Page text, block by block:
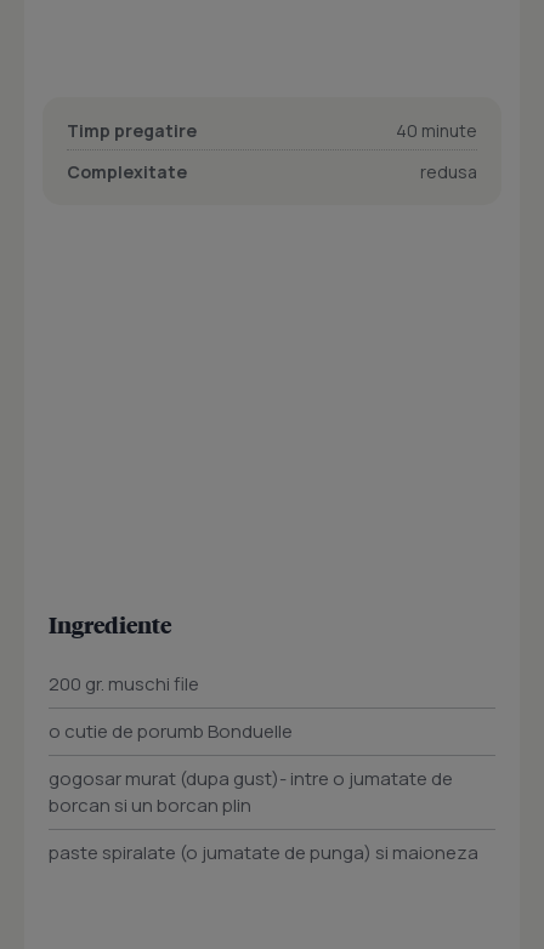
Timp pregatire
40 minute
Complexitate
redusa
Ingrediente
200 gr. muschi file
o cutie de porumb Bonduelle
gogosar murat (dupa gust)- intre o jumatate de
borcan si un borcan plin
paste spiralate (o jumatate de punga) si maioneza